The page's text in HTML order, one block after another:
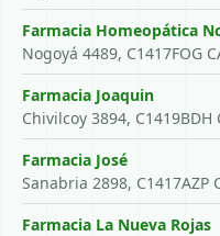
Farmacia Homeopática
Nogoyá 4489, C1417FOG
Farmacia Joaquin
Chivilcoy 3894,
Farmacia José
Sanabria 2898, C1417AZP
Farmacia La Nueva Rojas